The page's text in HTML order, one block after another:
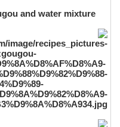
and water mixture